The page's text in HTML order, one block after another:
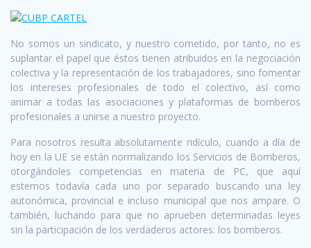
No somos un sindicato, y nuestro cometido, por tanto, no es
suplantar el papel que éstos tienen atribuidos en la negociación
colectiva y la representación de los trabajadores, sino fomentar
los intereses profesionales de todo el colectivo, así como
animar a todas las asociaciones y plataformas de bomberos
profesionales a unirse a nuestro proyecto.
Para nosotros resulta absolutamente ridículo, cuando a día de
hoy en la UE se están normalizando los Servicios de Bomberos,
otorgándoles competencias en materia de PC, que aquí
estemos todavía cada uno por separado buscando una ley
autonómica, provincial e incluso municipal que nos ampare. O
también, luchando para que no aprueben determinadas leyes
sin la participación de los verdaderos actores: los bomberos.